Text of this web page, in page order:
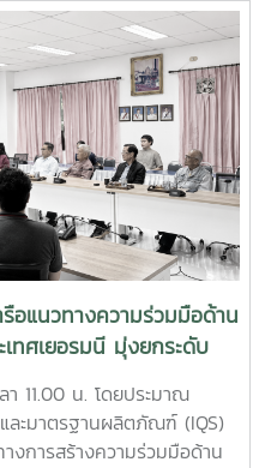
าร โดยชื่อสถานที่ดังกล่าว
างเป็นทางการ การลงพื้นที่
ร.ฉันทนา ซูแสวงทรัพย์ รอง
ม และ นายพัฒน์ โกจินอก
ยการผลิต พร้อมด้วยบุคลากร
ภักดี นักวิทยาศาสตร์ นาย
รีย์ และ นายนิวัช ออนศรี ผู้
จสอบคุณภาพและมาตรฐาน
น่วยงานที่มุ่งเน้นการวิจัย
ปัจจัยการผลิตและการ
ง จนนำไปสู่การพัฒนา
จ้ กรีน ซึ่งมีผลิตภัณฑ์สำหรับ
งได้รับการรับรองมาตรฐาน
IFOAM จากสำนักงาน
ายในกิจกรรม คณะผู้ปฏิบัติ
ธีใช้ อัตราส่วนการผสม และ
อแนวทางความร่วมมือด้าน
ทศเยอรมนี มุ่งยกระดับ
11.00 น. โดยประมาณ
ะมาตรฐานผลิตภัณฑ์ (IQS)
งการสร้างความร่วมมือด้าน